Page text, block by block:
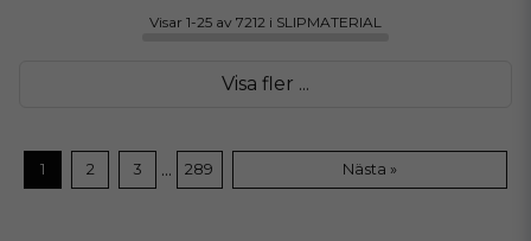
Visar 1-25 av 7212 i SLIPMATERIAL
Visa fler ...
1 2 3 ... 289 Nästa »